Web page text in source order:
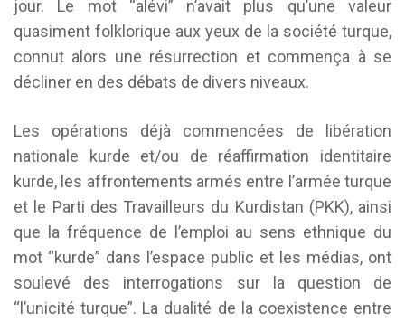
jour. Le mot “alévi” n’avait plus qu’une valeur
quasiment folklorique aux yeux de la société turque,
connut alors une résurrection et commença à se
décliner en des débats de divers niveaux.
Les opérations déjà commencées de libération
nationale kurde et/ou de réaffirmation identitaire
kurde, les affrontements armés entre l’armée turque
et le Parti des Travailleurs du Kurdistan (PKK), ainsi
que la fréquence de l’emploi au sens ethnique du
mot “kurde” dans l’espace public et les médias, ont
soulevé des interrogations sur la question de
“l’unicité turque”. La dualité de la coexistence entre